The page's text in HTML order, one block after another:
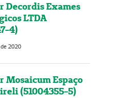
Decordis Exames
LTDA
4)
2020
Mosaicum Espaço
(51004355-5)